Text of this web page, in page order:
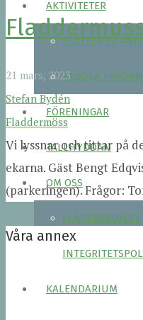
AKTIVITETER
SLÅTTER PÅ
PADDLA I
FÖRENINGAR
TALLHYDDAN
OM OSS
LEADERPROJEKT
KALENDARIUM
21 mars, 2023
Stefan Bydén
Fladdermöss
Vi lyssnar och tittar på
ekarna. Gäst Bengt
(parkeringen). Frågor:
Våra annex